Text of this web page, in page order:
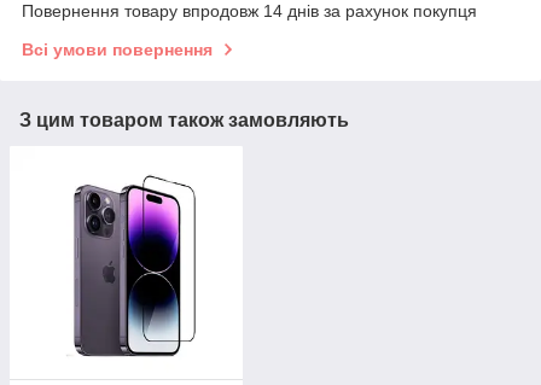
Повернення товару впродовж 14 днів за рахунок покупця
Всі умови повернення
З цим товаром також замовляють